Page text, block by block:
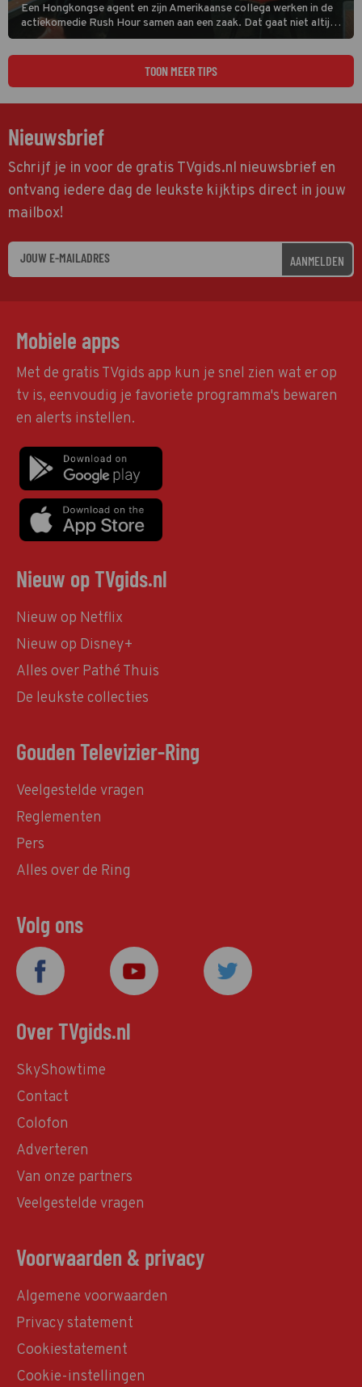
Een Hongkongse agent en zijn Amerikaanse collega werken in de
actiekomedie Rush Hour samen aan een zaak. Dat gaat niet altijd
van een leien dakje.
TOON MEER TIPS
Nieuwsbrief
Schrijf je in voor de gratis TVgids.nl nieuwsbrief en
ontvang iedere dag de leukste kijktips direct in jouw
mailbox!
AANMELDEN
Mobiele apps
Met de gratis TVgids app kun je snel zien wat er op
tv is, eenvoudig je favoriete programma's bewaren
en alerts instellen.
Nieuw op TVgids.nl
Nieuw op Netflix
Nieuw op Disney+
Alles over Pathé Thuis
De leukste collecties
Gouden Televizier-Ring
Veelgestelde vragen
Reglementen
Pers
Alles over de Ring
Volg ons
Over TVgids.nl
SkyShowtime
Contact
Colofon
Adverteren
Van onze partners
Veelgestelde vragen
Voorwaarden & privacy
Algemene voorwaarden
Privacy statement
Cookiestatement
Cookie-instellingen